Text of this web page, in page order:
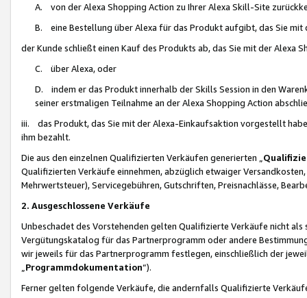
A. von der Alexa Shopping Action zu Ihrer Alexa Skill-Site
B. eine Bestellung über Alexa für das Produkt aufgibt, das Sie mit
der Kunde schließt einen Kauf des Produkts ab, das Sie mit der Alexa
C. über Alexa, oder
D. indem er das Produkt innerhalb der Skills Session in den
seiner erstmaligen Teilnahme an der Alexa Shopping Action
iii. das Produkt, das Sie mit der Alexa-Einkaufsaktion vorgestellt
ihm bezahlt.
Die aus den einzelnen Qualifizierten Verkäufen generierten „
Qualifizierten Verkäufe einnehmen, abzüglich etwaiger
Mehrwertsteuer), Servicegebühren, Gutschriften, Preisnachlässe,
2. Ausgeschlossene Verkäufe
Unbeschadet des Vorstehenden gelten Qualifizierte Verkäufe nicht
Vergütungskatalog für das Partnerprogramm oder andere
wir jeweils für das Partnerprogramm festlegen, einschließlich der
Programmdokumentation“).
Ferner gelten folgende Verkäufe, die andernfalls Qualifizierte